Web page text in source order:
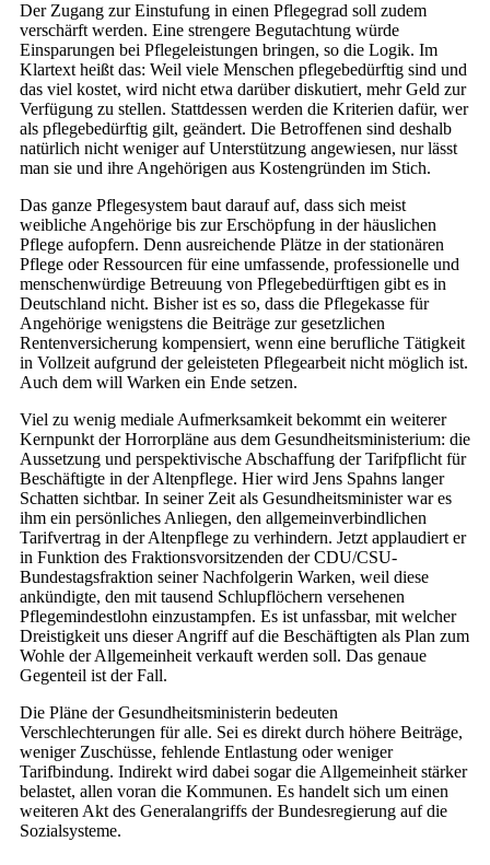
Der Zugang zur Einstufung in einen Pflegegrad soll zudem
verschärft werden. Eine strengere Begutachtung würde
Einsparungen bei Pflegeleistungen bringen, so die Logik. Im
Klartext heißt das: Weil viele Menschen pflegebedürftig sind und
das viel kostet, wird nicht etwa darüber diskutiert, mehr Geld zur
Verfügung zu stellen. Stattdessen werden die Kriterien dafür, wer
als pflegebedürftig gilt, geändert. Die Betroffenen sind deshalb
natürlich nicht weniger auf Unterstützung angewiesen, nur lässt
man sie und ihre Angehörigen aus Kostengründen im Stich.
Das ganze Pflegesystem baut darauf auf, dass sich meist
weibliche Angehörige bis zur Erschöpfung in der häuslichen
Pflege aufopfern. Denn ausreichende Plätze in der stationären
Pflege oder Ressourcen für eine umfassende, professionelle und
menschenwürdige Betreuung von Pflegebedürftigen gibt es in
Deutschland nicht. Bisher ist es so, dass die Pflegekasse für
Angehörige wenigstens die Beiträge zur gesetzlichen
Rentenversicherung kompensiert, wenn eine berufliche Tätigkeit
in Vollzeit aufgrund der geleisteten Pflegearbeit nicht möglich ist.
Auch dem will Warken ein Ende setzen.
Viel zu wenig mediale Aufmerksamkeit bekommt ein weiterer
Kernpunkt der Horrorpläne aus dem Gesundheitsministerium: die
Aussetzung und perspektivische Abschaffung der Tarifpflicht für
Beschäftigte in der Altenpflege. Hier wird Jens Spahns langer
Schatten sichtbar. In seiner Zeit als Gesundheitsminister war es
ihm ein persönliches Anliegen, den allgemeinverbindlichen
Tarifvertrag in der Altenpflege zu verhindern. Jetzt applaudiert er
in Funktion des Fraktionsvorsitzenden der CDU/CSU-
Bundestagsfraktion seiner Nachfolgerin Warken, weil diese
ankündigte, den mit tausend Schlupflöchern versehenen
Pflegemindestlohn einzustampfen. Es ist unfassbar, mit welcher
Dreistigkeit uns dieser Angriff auf die Beschäftigten als Plan zum
Wohle der Allgemeinheit verkauft werden soll. Das genaue
Gegenteil ist der Fall.
Die Pläne der Gesundheitsministerin bedeuten
Verschlechterungen für alle. Sei es direkt durch höhere Beiträge,
weniger Zuschüsse, fehlende Entlastung oder weniger
Tarifbindung. Indirekt wird dabei sogar die Allgemeinheit stärker
belastet, allen voran die Kommunen. Es handelt sich um einen
weiteren Akt des Generalangriffs der Bundesregierung auf die
Sozialsysteme.